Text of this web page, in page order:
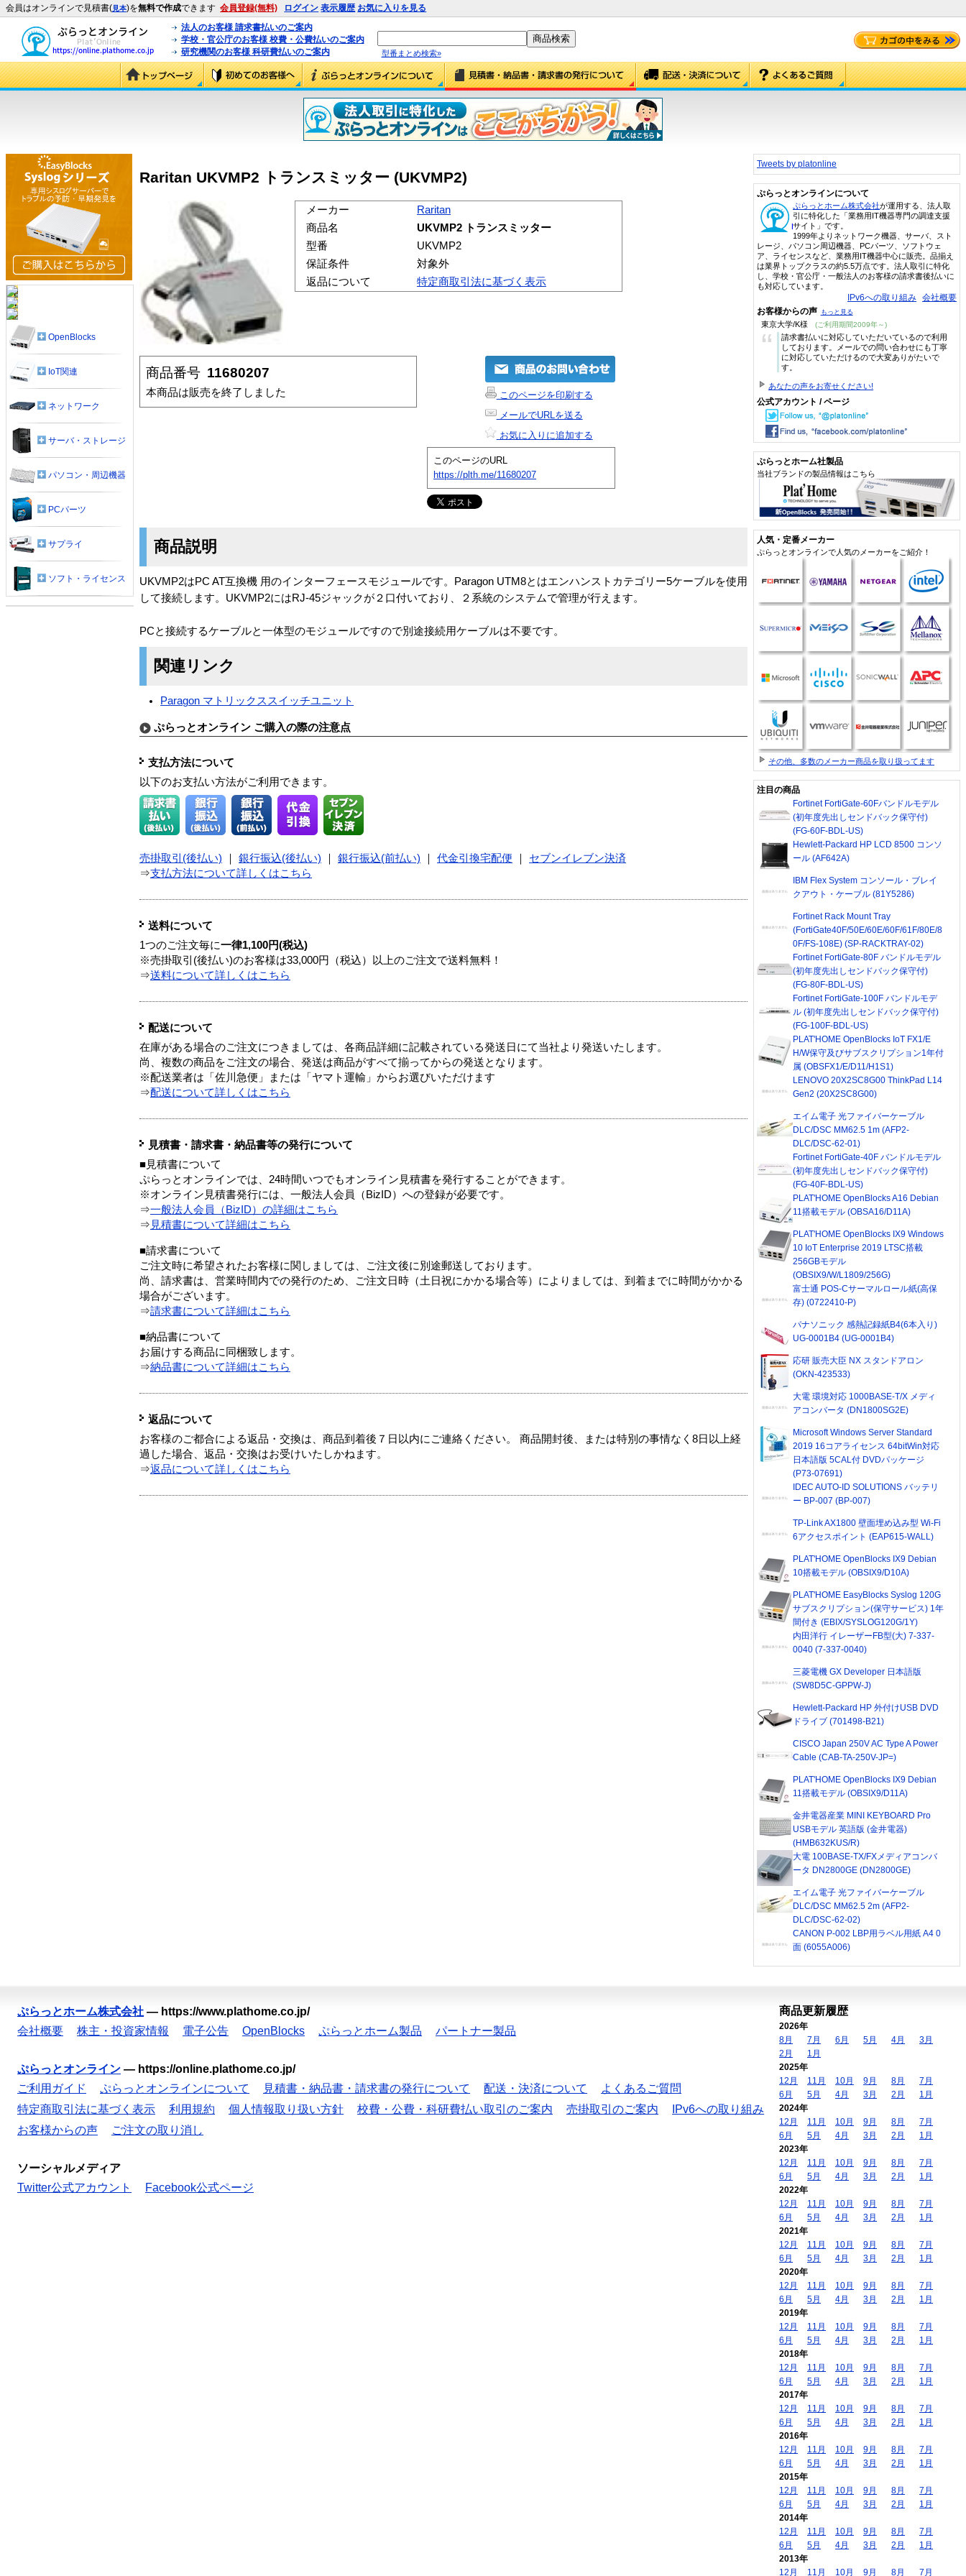
会員はオンラインで見積書(見本)を無料で作成できます 会員登録(無料) ログイン 表示履歴 お気に入りを見る
法人のお客様 請求書払いのご案内
学校・官公庁のお客様 校費・公費払いのご案内
研究機関のお客様 科研費払いのご案内
型番まとめ検索»
Raritan UKVMP2 トランスミッター (UKVMP2)
メーカー
Raritan
商品名
UKVMP2 トランスミッター
型番
UKVMP2
保証条件
対象外
返品について
特定商取引法に基づく表示
商品番号 11680207
本商品は販売を終了しました
このページを印刷する
メールでURLを送る
お気に入りに追加する
このページのURL
https://plth.me/11680207
商品説明
UKVMP2はPC AT互換機 用のインターフェースモジュールです。Paragon UTM8とはエンハンストカテゴリー5ケーブルを使用
して接続します。UKVMP2にはRJ-45ジャックが２口付いており、２系統のシステムで管理が行えます。
PCと接続するケーブルと一体型のモジュールですので別途接続用ケーブルは不要です。
関連リンク
Paragon マトリックススイッチユニット
ぷらっとオンライン ご購入の際の注意点
支払方法について
以下のお支払い方法がご利用できます。
売掛取引(後払い) 銀行振込(後払い) 銀行振込(前払い) 代金引換宅配便
セブンイレブン決済
⇒支払方法について詳しくはこちら
送料について
1つのご注文毎に一律1,100円(税込)
※売掛取引(後払い)のお客様は33,000円（税込）以上のご注文で送料無料！
⇒送料について詳しくはこちら
配送について
在庫がある場合のご注文につきましては、各商品詳細に記載されている発送日にて当社より発送いたします。
尚、複数の商品をご注文の場合、発送は商品がすべて揃ってからの発送となります。
※配送業者は「佐川急便」または「ヤマト運輸」からお選びいただけます
⇒配送について詳しくはこちら
見積書・請求書・納品書等の発行について
■見積書について
ぷらっとオンラインでは、24時間いつでもオンライン見積書を発行することができます。
※オンライン見積書発行には、一般法人会員（BizID）への登録が必要です。
⇒一般法人会員（BizID）の詳細はこちら
⇒ 見積書について詳細はこちら
■請求書について
ご注文時に希望されたお客様に関しましては、ご注文後に別途郵送しております。
尚、請求書は、営業時間内での発行のため、ご注文日時（土日祝にかかる場合等）によりましては、到着までに時間がかかる
場合がございます。
⇒請求書について詳細はこちら
■納品書について
お届けする商品に同梱致します。
⇒納品書について詳細はこちら
返品について
お客様のご都合による返品・交換は、商品到着後７日以内にご連絡ください。 商品開封後、または特別の事情なく8日以上経
過した場合、返品・交換はお受けいたしかねます。
⇒返品について詳しくはこちら
OpenBlocks
IoT関連
ネットワーク
サーバ・ストレージ
パソコン・周辺機器
PCパーツ
サプライ
ソフト・ライセンス
Tweets by platonline
ぷらっとオンラインについて
ぷらっとホーム株式会社が運用する、法人取
引に特化した「業務用IT機器専門の調達支援
サイト」です。
1999年よりネットワーク機器、サーバ、スト
レージ、パソコン周辺機器、PCパーツ、ソフトウェ
ア、ライセンスなど、業務用IT機器中心に販売。品揃え
は業界トップクラスの約5.5万点です。法人取引に特化
し、学校・官公庁・一般法人のお客様の請求書後払いに
も対応しています。
IPv6への取り組み 会社概要
お客様からの声 もっと見る
東京大学/K様 (ご利用期間2009年～)
“
請求書払いに対応していただいているので利用
しております。メールでの問い合わせにも丁寧
に対応していただけるので大変ありがたいで
す。
あなたの声をお寄せください!
公式アカウント / ページ
ぷらっとホーム社製品
当社ブランドの製品情報はこちら
人気・定番メーカー
ぷらっとオンラインで人気のメーカーをご紹介！
その他、多数のメーカー商品を取り扱ってます
注目の商品
Fortinet FortiGate-60Fバンドルモデル
(初年度先出しセンドバック保守付)
(FG-60F-BDL-US)
Hewlett-Packard HP LCD 8500 コンソ
ール (AF642A)
IBM Flex System コンソール・ブレイ
クアウト・ケーブル (81Y5286)
Fortinet Rack Mount Tray
(FortiGate40F/50E/60E/60F/61F/80E/8
0F/FS-108E) (SP-RACKTRAY-02)
Fortinet FortiGate-80F バンドルモデル
(初年度先出しセンドバック保守付)
(FG-80F-BDL-US)
Fortinet FortiGate-100F バンドルモデ
ル (初年度先出しセンドバック保守付)
(FG-100F-BDL-US)
PLAT'HOME OpenBlocks IoT FX1/E
H/W保守及びサブスクリプション1年付
属 (OBSFX1/E/D11/H1S1)
LENOVO 20X2SC8G00 ThinkPad L14
Gen2 (20X2SC8G00)
エイム電子 光ファイバーケーブル
DLC/DSC MM62.5 1m (AFP2-
DLC/DSC-62-01)
Fortinet FortiGate-40F バンドルモデル
(初年度先出しセンドバック保守付)
(FG-40F-BDL-US)
PLAT'HOME OpenBlocks A16 Debian
11搭載モデル (OBSA16/D11A)
PLAT'HOME OpenBlocks IX9 Windows
10 IoT Enterprise 2019 LTSC搭載
256GBモデル
(OBSIX9/W/L1809/256G)
富士通 POS-Cサーマルロール紙(高保
存) (0722410-P)
パナソニック 感熱記録紙B4(6本入り)
UG-0001B4 (UG-0001B4)
応研 販売大臣 NX スタンドアロン
(OKN-423533)
大電 環境対応 1000BASE-T/X メディ
アコンバータ (DN1800SG2E)
Microsoft Windows Server Standard
2019 16コアライセンス 64bitWin対応
日本語版 5CAL付 DVDパッケージ
(P73-07691)
IDEC AUTO-ID SOLUTIONS バッテリ
ー BP-007 (BP-007)
TP-Link AX1800 壁面埋め込み型 Wi-Fi
6アクセスポイント (EAP615-WALL)
PLAT'HOME OpenBlocks IX9 Debian
10搭載モデル (OBSIX9/D10A)
PLAT'HOME EasyBlocks Syslog 120G
サブスクリプション(保守サービス) 1年
間付き (EBIX/SYSLOG120G/1Y)
内田洋行 イレーザーFB型(大) 7-337-
0040 (7-337-0040)
三菱電機 GX Developer 日本語版
(SW8D5C-GPPW-J)
Hewlett-Packard HP 外付けUSB DVD
ドライブ (701498-B21)
CISCO Japan 250V AC Type A Power
Cable (CAB-TA-250V-JP=)
PLAT'HOME OpenBlocks IX9 Debian
11搭載モデル (OBSIX9/D11A)
金井電器産業 MINI KEYBOARD Pro
USBモデル 英語版 (金井電器)
(HMB632KUS/R)
大電 100BASE-TX/FXメディアコンバ
ータ DN2800GE (DN2800GE)
エイム電子 光ファイバーケーブル
DLC/DSC MM62.5 2m (AFP2-
DLC/DSC-62-02)
CANON P-002 LBP用ラベル用紙 A4 0
面 (6055A006)
ぷらっとホーム株式会社 — https://www.plathome.co.jp/
会社概要
株主・投資家情報 電子公告 OpenBlocks ぷらっとホーム製品 パートナー製品
ぷらっとオンライン — https://online.plathome.co.jp/
ご利用ガイド
ぷらっとオンラインについて 見積書・納品書・請求書の発行について 配送・決済について
よくあるご質問
特定商取引法に基づく表示
利用規約 個人情報取り扱い方針 校費・公費・科研費払い取引のご案内 売掛取引のご案内
IPv6への取り組み
お客様からの声
ご注文の取り消し
ソーシャルメディア
Twitter公式アカウント
Facebook公式ページ
商品更新履歴
2026年
8月
7月 6月 5月 4月
3月
2月
1月
2025年
12月
11月 10月 9月 8月
7月
6月
5月 4月 3月 2月
1月
2024年
12月
11月 10月 9月 8月
7月
6月
5月 4月 3月 2月
1月
2023年
12月
11月 10月 9月 8月
7月
6月
5月 4月 3月 2月
1月
2022年
12月
11月 10月 9月 8月
7月
6月
5月 4月 3月 2月
1月
2021年
12月
11月 10月 9月 8月
7月
6月
5月 4月 3月 2月
1月
2020年
12月
11月 10月 9月 8月
7月
6月
5月 4月 3月 2月
1月
2019年
12月
11月 10月 9月 8月
7月
6月
5月 4月 3月 2月
1月
2018年
12月
11月 10月 9月 8月
7月
6月
5月 4月 3月 2月
1月
2017年
12月
11月 10月 9月 8月
7月
6月
5月 4月 3月 2月
1月
2016年
12月
11月 10月 9月 8月
7月
6月
5月 4月 3月 2月
1月
2015年
12月
11月 10月 9月 8月
7月
6月
5月 4月 3月 2月
1月
2014年
12月
11月 10月 9月 8月
7月
6月
5月 4月 3月 2月
1月
2013年
12月
11月 10月 9月 8月 7月